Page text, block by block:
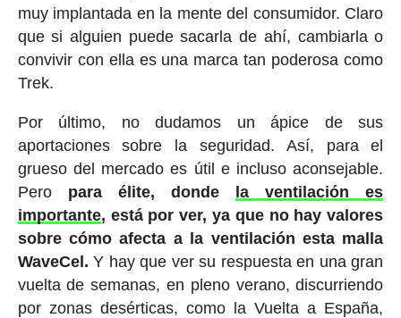
muy implantada en la mente del consumidor. Claro
que si alguien puede sacarla de ahí, cambiarla o
convivir con ella es una marca tan poderosa como
Trek.
Por último, no dudamos un ápice de sus
aportaciones sobre la seguridad. Así, para el
grueso del mercado es útil e incluso aconsejable.
Pero para élite, donde la ventilación es
importante, está por ver, ya que no hay valores
sobre cómo afecta a la ventilación esta malla
WaveCel. Y hay que ver su respuesta en una gran
vuelta de semanas, en pleno verano, discurriendo
por zonas desérticas, como la Vuelta a España,